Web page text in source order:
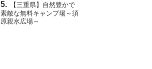
【三重県】自然豊かで
素敵な無料キャンプ場～須
原親水広場～